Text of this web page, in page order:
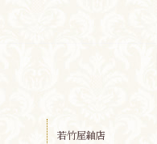
若竹屋紬店